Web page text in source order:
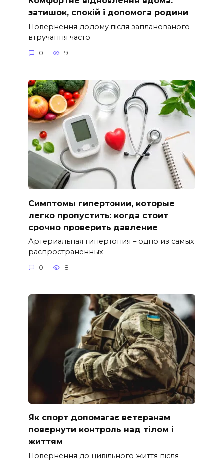
затишок, спокій і допомога родини
Повернення додому після запланованого
втручання часто
0 9
Симптомы гипертонии, которые
легко пропустить: когда стоит
срочно проверить давление
Артериальная гипертония – одно из самых
распространенных
0 8
Як спорт допомагає ветеранам
повернути контроль над тілом і
життям
Повернення до цивільного життя після